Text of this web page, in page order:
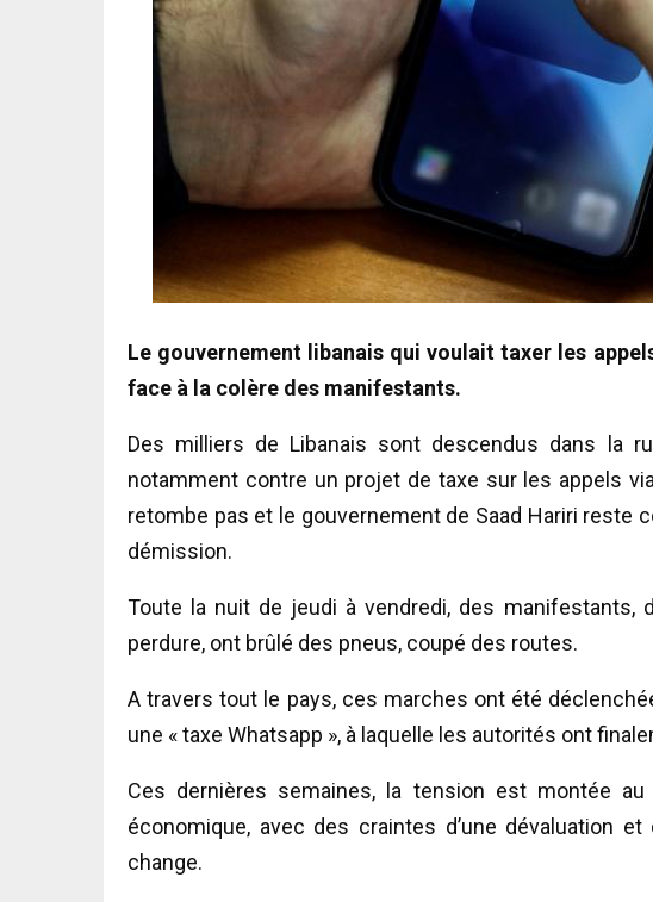
Le gouvernement libanais qui voulait taxer les
face à la colère des manifestants.
Des milliers de Libanais sont descendus dans la
notamment contre un projet de taxe sur les appels
retombe pas et le gouvernement de Saad Hariri reste
démission.
Toute la nuit de jeudi à vendredi, des manifestants,
perdure, ont brûlé des pneus, coupé des routes.
A travers tout le pays, ces marches ont été
une « taxe Whatsapp », à laquelle les autorités ont
Ces dernières semaines, la tension est montée
économique, avec des craintes d’une dévaluation
change.